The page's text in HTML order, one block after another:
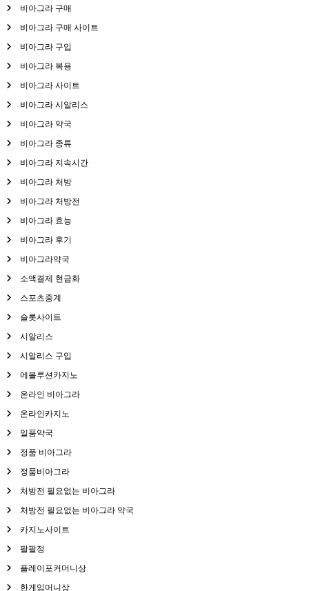
비아그라 구매
비아그라 구매 사이트
비아그라 구입
비아그라 복용
비아그라 사이트
비아그라 시알리스
비아그라 약국
비아그라 종류
비아그라 지속시간
비아그라 처방
비아그라 처방전
비아그라 효능
비아그라 후기
비아그라약국
소액결제 현금화
스포츠중계
슬롯사이트
시알리스
시알리스 구입
에볼루션카지노
온라인 비아그라
온라인카지노
일품약국
정품 비아그라
정품비아그라
처방전 필요없는 비아그라
처방전 필요없는 비아그라 약국
카지노사이트
팔팔정
플레이포커머니상
한게임머니상